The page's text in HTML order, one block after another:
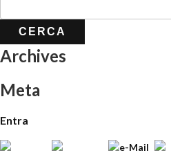
Archives
Meta
Entra